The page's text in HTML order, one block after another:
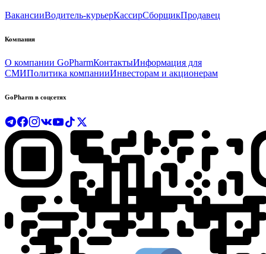
ВакансииВодитель-курьерКассирСборщикПродавец
Компания
О компании GoPharmКонтактыИнформация для
СМИПолитика компанииИнвесторам и акционерам
GoPharm в соцсетях